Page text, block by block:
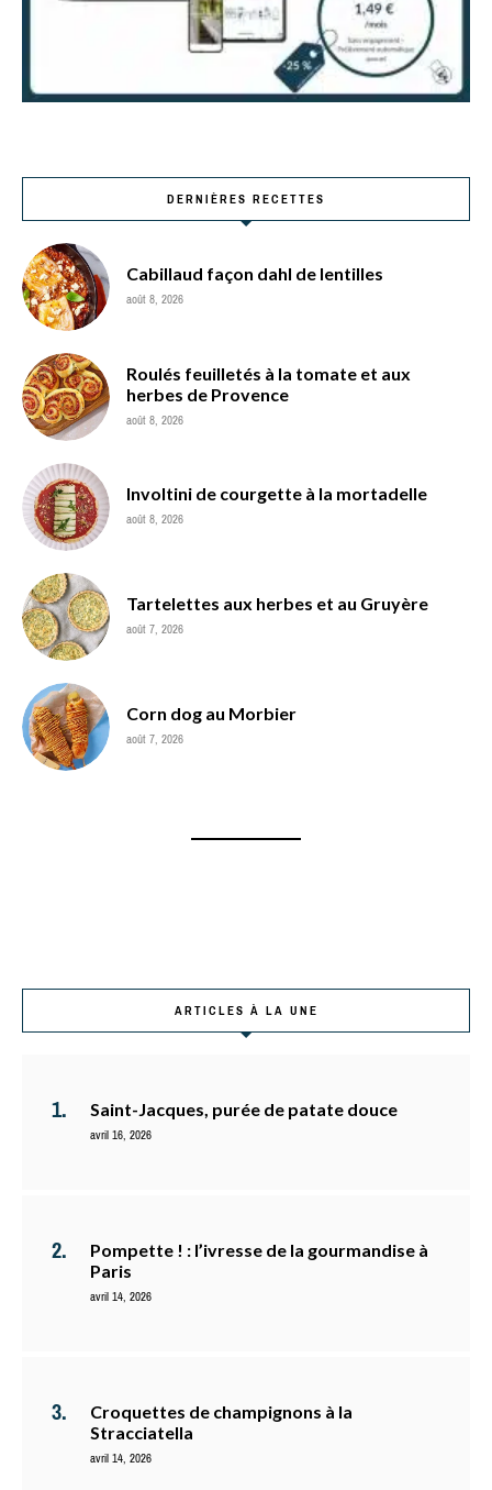
DERNIÈRES RECETTES
Cabillaud façon dahl de lentilles
août 8, 2026
Roulés feuilletés à la tomate et aux
herbes de Provence
août 8, 2026
Involtini de courgette à la mortadelle
août 8, 2026
Tartelettes aux herbes et au Gruyère
août 7, 2026
Corn dog au Morbier
août 7, 2026
ARTICLES À LA UNE
Saint-Jacques, purée de patate douce
avril 16, 2026
Pompette ! : l’ivresse de la gourmandise à
Paris
avril 14, 2026
Croquettes de champignons à la
Stracciatella
avril 14, 2026